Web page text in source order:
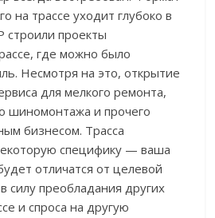
на трассе уходит глубоко в
проекты
где можно было
Несмотря на это, открытие
для мелкого ремонта,
шиномонтажа и прочего
бизнесом. Трасса
специфику — ваша
отличатся от целевой
силу преобладания других
и спроса на другую